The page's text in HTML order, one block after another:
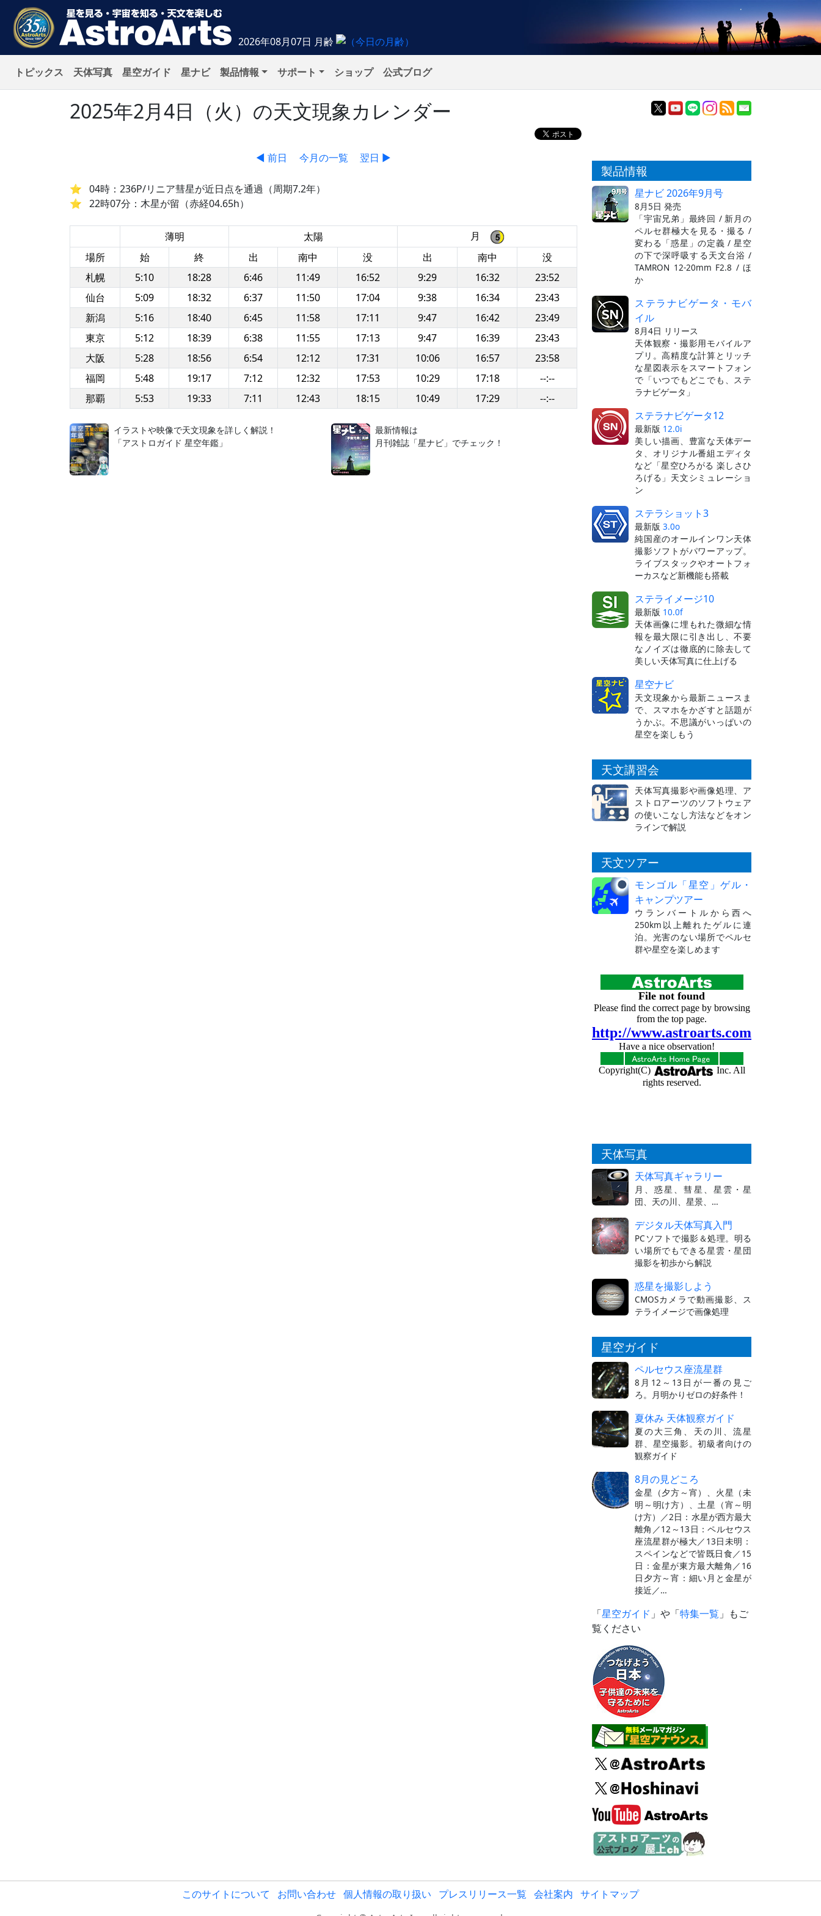
2026年08月07日 月齢
トピックス 天体写真 星空ガイド 星ナビ 製品情報 サポート ショップ 公式ブログ
2025年2月4日（火）の天文現象カレンダー
◀ 前日 今月の一覧 翌日 ▶
04時：236P/リニア彗星が近日点を通過（周期7.2年）
22時07分：木星が留（赤経04.65h）
薄明 太陽
月
場所
始 終 出 南中 没 出 南中
没
札幌
5:10 18:28 6:46 11:49 16:52 9:29 16:32
23:52
仙台
5:09 18:32 6:37 11:50 17:04 9:38 16:34
23:43
新潟
5:16 18:40 6:45 11:58 17:11 9:47 16:42
23:49
東京
5:12 18:39 6:38 11:55 17:13 9:47 16:39
23:43
大阪
5:28 18:56 6:54 12:12 17:31 10:06 16:57
23:58
福岡
5:48 19:17 7:12 12:32 17:53 10:29 17:18
--:--
那覇
5:53 19:33 7:11 12:43 18:15 10:49 17:29 --:--
イラストや映像で天文現象を詳しく解説！
「アストロガイド 星空年鑑」
最新情報は
月刊雑誌「星ナビ」でチェック！
製品情報
星ナビ 2026年9月号
8月5日 発売
「宇宙兄弟」最終回 / 新月の
ペルセ群極大を見る・撮る /
変わる「惑星」の定義 / 星空
の下で深呼吸する天文台浴 /
TAMRON 12-20mm F2.8 / ほ
か
ステラナビゲータ・モバ
イル
8月4日 リリース
天体観察・撮影用モバイルア
プリ。高精度な計算とリッチ
な星図表示をスマートフォン
で「いつでもどこでも、ステ
ラナビゲータ」
ステラナビゲータ12
最新版 12.0i
美しい描画、豊富な天体デー
タ、オリジナル番組エディタ
など「星空ひろがる 楽しさひ
ろげる」天文シミュレーショ
ン
ステラショット3
最新版 3.0o
純国産のオールインワン天体
撮影ソフトがパワーアップ。
ライブスタックやオートフォ
ーカスなど新機能も搭載
ステライメージ10
最新版 10.0f
天体画像に埋もれた微細な情
報を最大限に引き出し、不要
なノイズは徹底的に除去して
美しい天体写真に仕上げる
星空ナビ
天文現象から最新ニュースま
で、スマホをかざすと話題が
うかぶ。不思議がいっぱいの
星空を楽しもう
天文講習会
天体写真撮影や画像処理、ア
ストロアーツのソフトウェア
の使いこなし方法などをオン
ラインで解説
天文ツアー
モンゴル「星空」ゲル・
キャンプツアー
ウランバートルから西へ
250km以上離れたゲルに連
泊。光害のない場所でペルセ
群や星空を楽しめます
天体写真
天体写真ギャラリー
月、惑星、彗星、星雲・星
団、天の川、星景、…
デジタル天体写真入門
PCソフトで撮影＆処理。明る
い場所でもできる星雲・星団
撮影を初歩から解説
惑星を撮影しよう
CMOSカメラで動画撮影、ス
テライメージで画像処理
星空ガイド
ペルセウス座流星群
8月12～13日が一番の見ご
ろ。月明かりゼロの好条件！
夏休み 天体観察ガイド
夏の大三角、天の川、流星
群、星空撮影。初級者向けの
観察ガイド
8月の見どころ
金星（夕方～宵）、火星（未
明～明け方）、土星（宵～明
け方）／2日：水星が西方最大
離角／12～13日：ペルセウス
座流星群が極大／13日未明：
スペインなどで皆既日食／15
日：金星が東方最大離角／16
日夕方～宵：細い月と金星が
接近／…
「星空ガイド 」や「特集一覧 」もご
覧ください
このサイトについて お問い合わせ 個人情報の取り扱い プレスリリース一覧 会社案内 サイトマップ